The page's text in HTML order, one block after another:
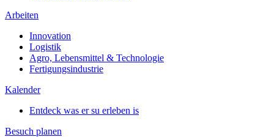
Arbeiten
Innovation
Logistik
Agro, Lebensmittel & Technologie
Fertigungsindustrie
Kalender
Entdeck was er su erleben is
Besuch planen